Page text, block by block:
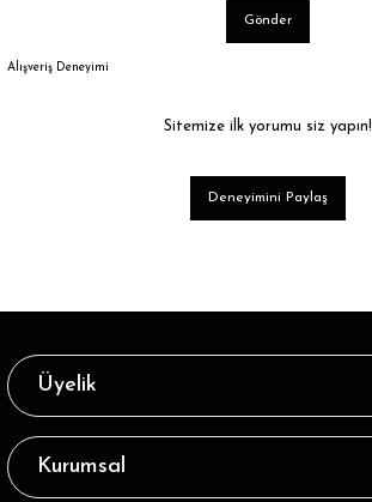
Gönder
Alışveriş Deneyimi
Sitemize ilk yorumu siz yapın!
Deneyimini Paylaş
Üyelik
Kurumsal